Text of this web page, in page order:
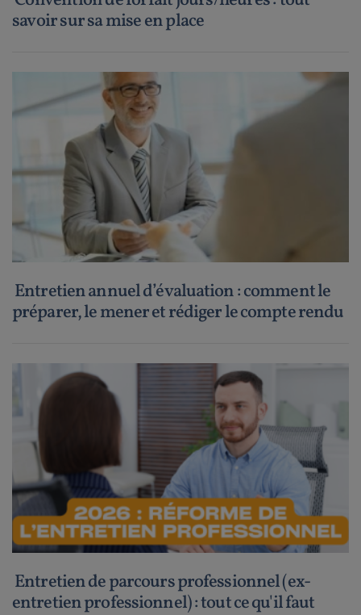
savoir sur sa mise en place
Entretien annuel d’évaluation : comment le
préparer, le mener et rédiger le compte rendu
Entretien de parcours professionnel (ex-
entretien professionnel) : tout ce qu'il faut